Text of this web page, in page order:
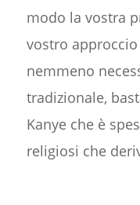
modo la vostra
vostro
nemmeno
tradizionale,
Kanye che è
religiosi che